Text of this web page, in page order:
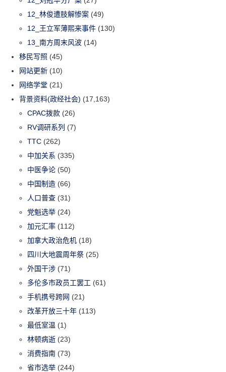
12_林俊遭肢解惨案 (49)
12_王立军薄熙来事件 (130)
13_南方周末风波 (14)
移民写照 (45)
网站更新 (10)
网络学堂 (21)
背景资料(政经社会) (17,163)
CPAC拨款 (26)
RV调研系列 (7)
TTC (262)
中加关系 (335)
中医争论 (50)
中国制造 (66)
人口普查 (31)
党魁选举 (24)
加元汇率 (112)
加拿大政治危机 (18)
四川大地震周年祭 (25)
外国干涉 (71)
多伦多市政员工罢工 (61)
手机携号跨网 (21)
改革开放三十年 (113)
最低室温 (1)
林顿病逝 (23)
消费指南 (73)
省市选举 (244)